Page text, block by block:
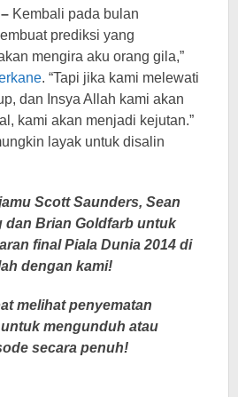
Kembali pada bulan
prediksi yang
mengira aku orang gila,”
. “Tapi jika kami melewati
dan Insya Allah kami akan
kami akan menjadi kejutan.”
layak untuk disalin
Scott Saunders, Sean
dan Brian Goldfarb untuk
final Piala Dunia 2014 di
dengan kami!
melihat penyematan
mengunduh atau
secara penuh!